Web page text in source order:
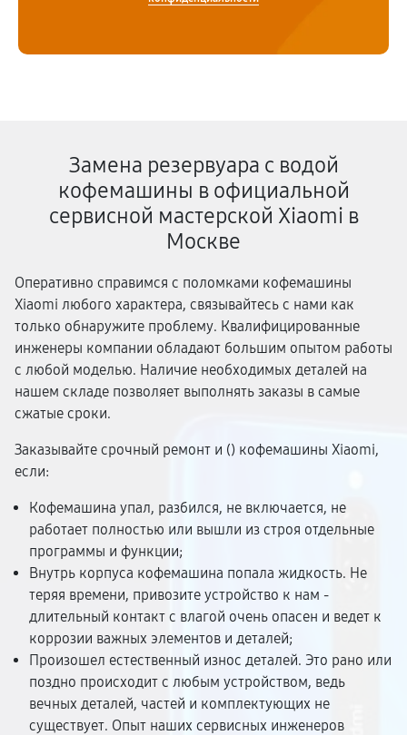
Замена резервуара с водой
кофемашины в официальной
сервисной мастерской Xiaomi в
Москве
Оперативно справимся с поломками кофемашины
Xiaomi любого характера, связывайтесь с нами как
только обнаружите проблему. Квалифицированные
инженеры компании обладают большим опытом работы
с любой моделью. Наличие необходимых деталей на
нашем складе позволяет выполнять заказы в самые
сжатые сроки.
Заказывайте срочный ремонт и () кофемашины Xiaomi,
если:
Кофемашина упал, разбился, не включается, не
работает полностью или вышли из строя отдельные
программы и функции;
Внутрь корпуса кофемашина попала жидкость. Не
теряя времени, привозите устройство к нам -
длительный контакт с влагой очень опасен и ведет к
коррозии важных элементов и деталей;
Произошел естественный износ деталей. Это рано или
поздно происходит с любым устройством, ведь
вечных деталей, частей и комплектующих не
существует. Опыт наших сервисных инженеров